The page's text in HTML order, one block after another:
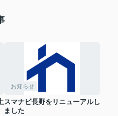
お知らせ
スマナビ長野をリニューアルし
ました